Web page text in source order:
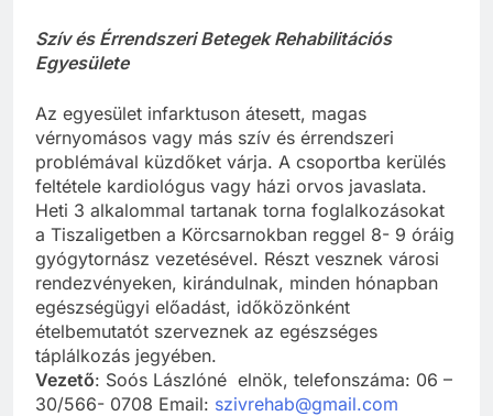
Szív és Érrendszeri Betegek Rehabilitációs
Egyesülete
Az egyesület infarktuson átesett, magas
vérnyomásos vagy más szív és érrendszeri
problémával küzdőket várja. A csoportba kerülés
feltétele kardiológus vagy házi orvos javaslata.
Heti 3 alkalommal tartanak torna foglalkozásokat
a Tiszaligetben a Körcsarnokban reggel 8- 9 óráig
gyógytornász vezetésével. Részt vesznek városi
rendezvényeken, kirándulnak, minden hónapban
egészségügyi előadást, időközönként
ételbemutatót szerveznek az egészséges
táplálkozás jegyében.
Vezető: Soós Lászlóné elnök, telefonszáma: 06 –
30/566- 0708 Email: szivrehab@gmail.com